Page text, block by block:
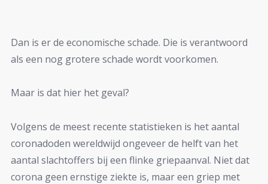
Dan is er de economische schade. Die is verantwoord
als een nog grotere schade wordt voorkomen.
Maar is dat hier het geval?
Volgens de meest recente statistieken is het aantal
coronadoden wereldwijd ongeveer de helft van het
aantal slachtoffers bij een flinke griepaanval. Niet dat
corona geen ernstige ziekte is, maar een griep met